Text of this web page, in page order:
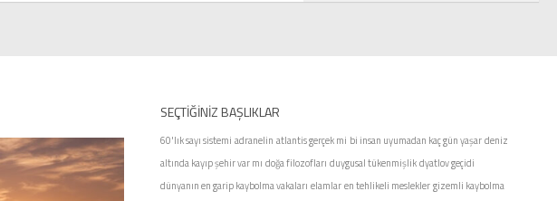
SEÇTIĞINIZ BAŞLIKLAR
60'lık sayı sistemi adranelin atlantis gerçek mi bi insan uyumadan kaç gün yaşardeniz
altında kayıp şehir var mı doğa filozofları duygusal tükenmişlikdyatlov geçidi
dünyanın en garip kaybolma vakaları elamlaren tehlikeli mesleklergizemli kaybolma